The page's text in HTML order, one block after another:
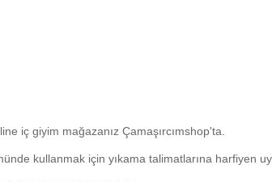
iç giyim mağazanız Çamaşırcımshop'ta.
kullanmak için yıkama talimatlarına harfiyen